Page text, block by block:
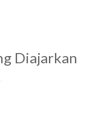
Diajarkan